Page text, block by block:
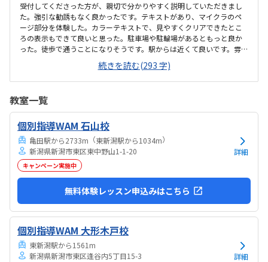
受付してくださった方が、親切で分かりやすく説明していただきまし
た。強引な勧誘もなく良かったです。テキストがあり、マイクラのペ
ージ部分を体験した。カラーテキストで、見やすくクリアできたとこ
ろの表示もできて良いと思った。駐車場や駐輪場があるともっと良か
った。徒歩で通うことになりそうです。駅からは近くて良いです。雰囲
気も良く、清潔感もあった。部屋が区切られていて、個人スペースも
確保されていて良かった。基本料金以外に、追加料金があまり無さそ
うで良かった。できれば、毎月1万以内で通いたいです。子供に熱心に
気持ちになれて良かった。
続きを読む(293 字)
教室一覧
個別指導WAM 石山校
亀田駅から2733m （東新潟駅から1034m）
新潟県新潟市東区東中野山1-1-20
キャンペーン実施中
詳細
無料体験レッスン申込みはこちら
個別指導WAM 大形木戸校
東新潟駅から1561m
新潟県新潟市東区逢谷内5丁目15-3
詳細